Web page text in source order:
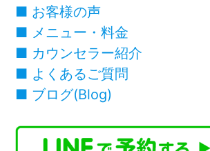
■ お客様の声
■ メニュー・料金
■ カウンセラー紹介
■ よくあるご質問
■ ブログ(Blog)